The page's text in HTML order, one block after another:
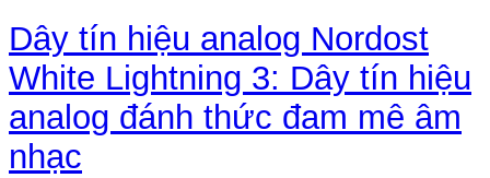
Dây tín hiệu analog Nordost
White Lightning 3: Dây tín hiệu
analog đánh thức đam mê âm
nhạc